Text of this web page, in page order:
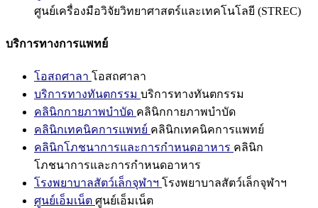
ศูนย์เครื่องมือวิจัยวิทยาศาสตร์และเทคโนโลยี (STREC)
บริการทางการแพทย์
โอสถศาลา โอสถศาลา
บริการทางทันตกรรม บริการทางทันตกรรม
คลินิกกายภาพบำบัด คลินิกกายภาพบำบัด
คลินิกเทคนิคการแพทย์ คลินิกเทคนิคการแพทย์
คลินิกโภชนาการและการกำหนดอาหาร คลินิก
โภชนาการและการกำหนดอาหาร
โรงพยาบาลสัตว์เล็กจุฬาฯ โรงพยาบาลสัตว์เล็กจุฬาฯ
ศูนย์เอ็มเน็ต ศูนย์เอ็มเน็ต